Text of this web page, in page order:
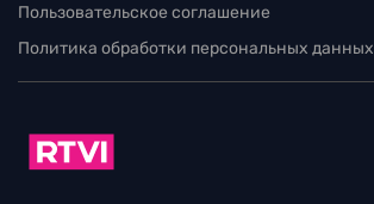
Пользовательское соглашение
Политика обработки персональных данных